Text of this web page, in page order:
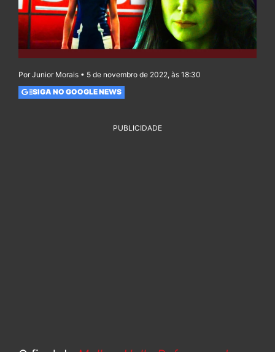
Por Junior Morais • 5 de novembro de 2022, às 18:30
SIGA NO GOOGLE NEWS
PUBLICIDADE